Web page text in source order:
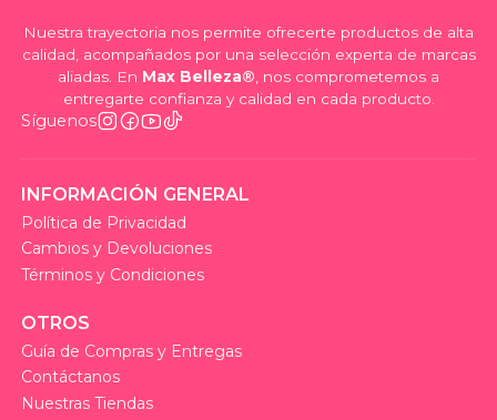
Nuestra trayectoria nos permite ofrecerte productos de alta
calidad, acompañados por una selección experta de marcas
aliadas. En Max Belleza® , nos comprometemos a
entregarte confianza y calidad en cada producto.
Síguenos
INFORMACIÓN GENERAL
Política de Privacidad
Cambios y Devoluciones
Términos y Condiciones
OTROS
Guía de Compras y Entregas
Contáctanos
Nuestras Tiendas